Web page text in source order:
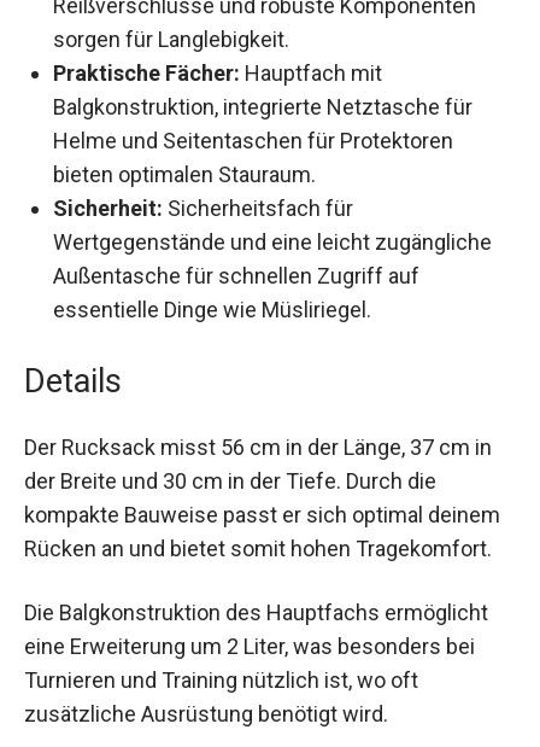
Reißverschlüsse und robuste Komponenten
sorgen für Langlebigkeit.
Praktische Fächer: Hauptfach mit
Balgkonstruktion, integrierte Netztasche für
Helme und Seitentaschen für Protektoren
bieten optimalen Stauraum.
Sicherheit: Sicherheitsfach für
Wertgegenstände und eine leicht zugängliche
Außentasche für schnellen Zugriff auf
essentielle Dinge wie Müsliriegel.
Details
Der Rucksack misst 56 cm in der Länge, 37 cm in
der Breite und 30 cm in der Tiefe. Durch die
kompakte Bauweise passt er sich optimal
deinem Rücken an und bietet somit hohen
Die Balgkonstruktion des Hauptfachs ermöglicht
eine Erweiterung um 2 Liter, was besonders bei
Turnieren und Training nützlich ist, wo oft